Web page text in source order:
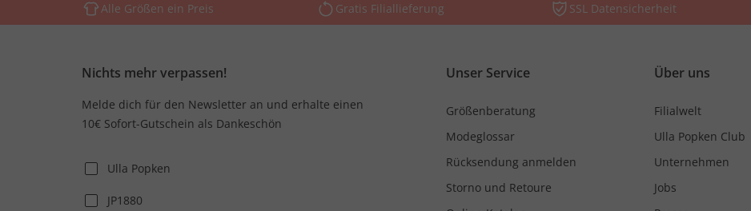
Alle Größen ein Preis Gratis Filiallieferung SSL Datensicherheit
Nichts mehr verpassen!
Melde dich für den Newsletter an und erhalte einen
10€ Sofort-Gutschein als Dankeschön
Ulla Popken
JP1880
Unser Service
Größenberatung
Modeglossar
Rücksendung anmelden
Storno und Retoure
Über uns
Filialwelt
Ulla Popken Club
Unternehmen
Jobs